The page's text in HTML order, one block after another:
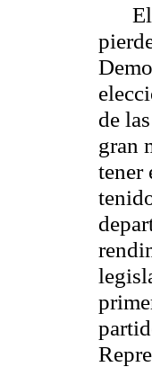
de
gran
tener